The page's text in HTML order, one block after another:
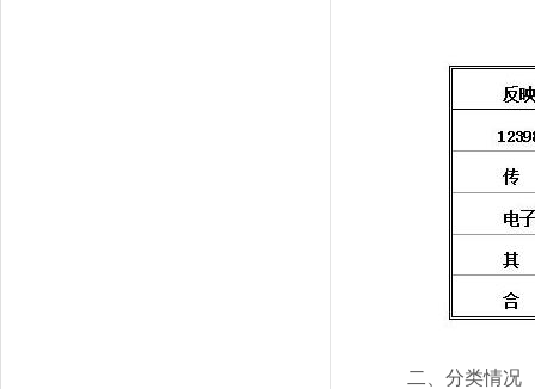
二、分类情况